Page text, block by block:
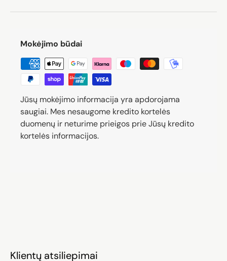
Mokėjimo būdai
Jūsų mokėjimo informacija yra apdorojama
saugiai. Mes nesaugome kredito kortelės
duomenų ir neturime prieigos prie Jūsų kredito
kortelės informacijos.
Klientų atsiliepimai